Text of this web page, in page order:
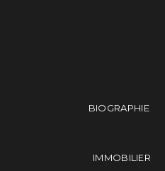
BIOGRAPHIE
IMMOBILIER